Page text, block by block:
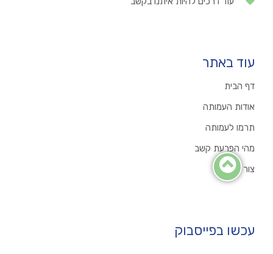
עוד באתר
דף הבית
אודות העמותה
תרמו לעמותה
מהי הפרעת קשב
צור קשר
עכשו בפייסבוק